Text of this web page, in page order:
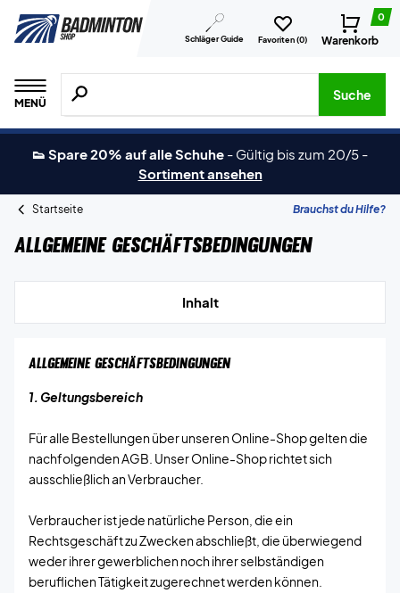
Schläger Guide Favoriten (0)
0
Warenkorb
MENÜ
Suche nach Produkten, Marken usw.
Suche
👟 Spare 20% auf alle Schuhe - Gültig bis zum 20/5 -
Sortiment ansehen
Startseite Brauchst du Hilfe?
Allgemeine Geschäftsbedingungen
Inhalt
ALLGEMEINE GESCHÄFTSBEDINGUNGEN
1. Geltungsbereich
Für alle Bestellungen über unseren Online-Shop gelten die
nachfolgenden AGB. Unser Online-Shop richtet sich
ausschließlich an Verbraucher.
Verbraucher ist jede natürliche Person, die ein
Rechtsgeschäft zu Zwecken abschließt, die überwiegend
weder ihrer gewerblichen noch ihrer selbständigen
beruflichen Tätigkeit zugerechnet werden können.